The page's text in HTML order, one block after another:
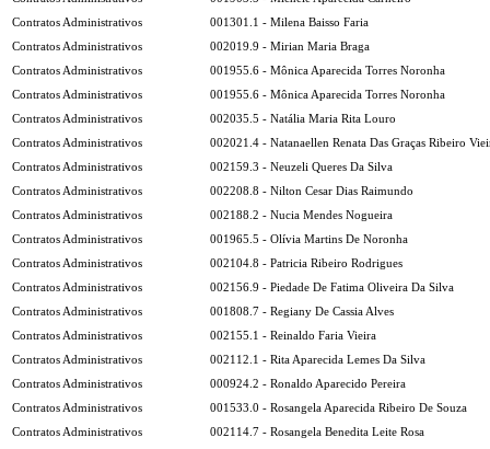
Contratos Administrativos
001301.1 - Milena Baisso Faria
Contratos Administrativos
002019.9 - Mirian Maria Braga
Contratos Administrativos
001955.6 - Mônica Aparecida Torres Noronha
Contratos Administrativos
001955.6 - Mônica Aparecida Torres Noronha
Contratos Administrativos
002035.5 - Natália Maria Rita Louro
Contratos Administrativos
002021.4 - Natanaellen Renata Das Graças Ribeiro
Contratos Administrativos
002159.3 - Neuzeli Queres Da Silva
Contratos Administrativos
002208.8 - Nilton Cesar Dias Raimundo
Contratos Administrativos
002188.2 - Nucia Mendes Nogueira
Contratos Administrativos
001965.5 - Olívia Martins De Noronha
Contratos Administrativos
002104.8 - Patricia Ribeiro Rodrigues
Contratos Administrativos
002156.9 - Piedade De Fatima Oliveira Da Silva
Contratos Administrativos
001808.7 - Regiany De Cassia Alves
Contratos Administrativos
002155.1 - Reinaldo Faria Vieira
Contratos Administrativos
002112.1 - Rita Aparecida Lemes Da Silva
Contratos Administrativos
000924.2 - Ronaldo Aparecido Pereira
Contratos Administrativos
001533.0 - Rosangela Aparecida Ribeiro De Souza
Contratos Administrativos
002114.7 - Rosangela Benedita Leite Rosa